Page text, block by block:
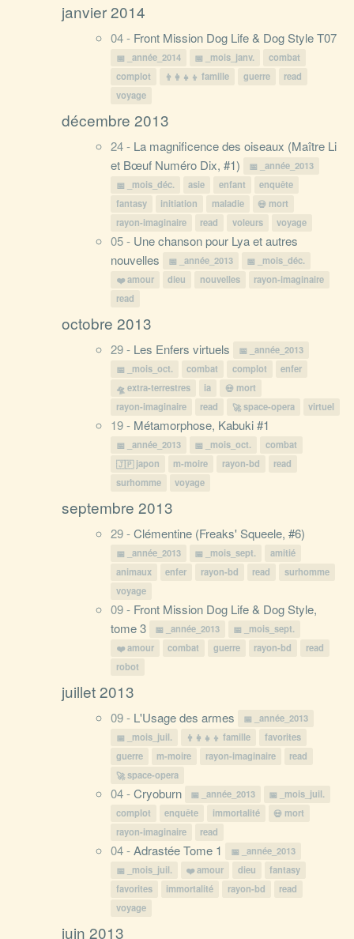
janvier 2014
04 - Front Mission Dog Life & Dog Style T07
_année_2014 _mois_janv.
combat
complot
famille guerre
read
voyage
décembre 2013
24 - La magnificence des oiseaux (Maître Li
et Bœuf Numéro Dix, #1)
_année_2013
_mois_déc.
asie enfant
enquête
fantasy
initiation maladie
mort
rayon-imaginaire
read voleurs voyage
05 - Une chanson pour Lya et autres
nouvelles
_année_2013
_mois_déc.
amour
dieu nouvelles
rayon-imaginaire
read
octobre 2013
29 - Les Enfers virtuels
_année_2013
_mois_oct.
combat complot
enfer
extra-terrestres
ia
mort
rayon-imaginaire
read space-opera virtuel
19 - Métamorphose, Kabuki #1
_année_2013 _mois_oct.
combat
japon
m-moire rayon-bd
read
surhomme
voyage
septembre 2013
29 -Clémentine (Freaks' Squeele, #6)
_année_2013 _mois_sept.
amitié
animaux
enfer rayon-bd read
surhomme
voyage
09 - Front Mission Dog Life & Dog Style,
tome 3
_année_2013
_mois_sept.
amour
combat guerre rayon-bd
read
robot
juillet 2013
09 - L'Usage des armes
_année_2013
_mois_juil.
famille
favorites
guerre
m-moire rayon-imaginaire
read
space-opera
04 -Cryoburn _année_2013
_mois_juil.
complot
enquête immortalité
mort
rayon-imaginaire
read
04 -Adrastée Tome 1
_année_2013
_mois_juil.
amour dieu
fantasy
favorites
immortalité rayon-bd
read
voyage
juin 2013